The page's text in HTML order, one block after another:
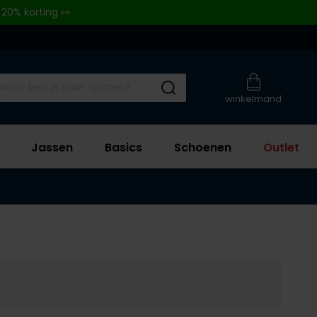
korting 👀
winkelmand
Submit search
Jassen Basics Schoenen Outlet